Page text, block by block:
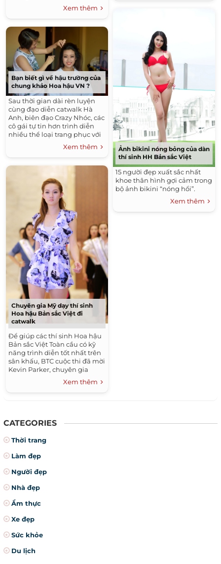
Xem thêm
Bạn biết gì về hậu trường của
chung khảo Hoa hậu VN ?
Sau thời gian dài rèn luyện
cùng đạo diễn catwalk Hà
Anh, biên đạo Crazy Nhóc, các
cô gái tự tin hơn trình diễn
nhiều thể loại trang phục với
những bước chân chắc nhịp
và độ cảm nhạc tốt. Kỹ năng
và biểu cảm trên sân khấu
của các thí sinh cũng được
nhận xét ngày một tiến bộ.
Xem thêm
Chuyên gia Mỹ dạy thí sinh
Hoa hậu Bản sắc Việt đi
catwalk
Để giúp các thí sinh Hoa hậu
Bản sắc Việt Toàn cầu có kỹ
năng trình diễn tốt nhất trên
sân khấu, BTC cuộc thi đã mời
Kevin Parker, chuyên gia
hướng dẫn catwalk và biên
đạo múa Daquan Smith về
Quy Nhơn.
Xem thêm
Ảnh bikini nóng bỏng của dàn
thí sinh HH Bản sắc Việt
15 người đẹp xuất sắc nhất
khoe thân hình gợi cảm trong
bộ ảnh bikini “nóng hổi”.
Xem thêm
CATEGORIES
Thời trang
Làm đẹp
Người đẹp
Nhà đẹp
Ẩm thực
Xe đẹp
Sức khỏe
Du lịch